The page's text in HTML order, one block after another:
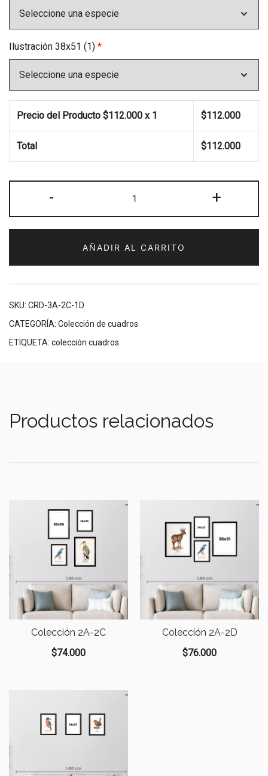
Ilustración 38x51 (1) *
Precio del Producto $112.000 x 1 $112.000
Total $112.000
-
3A-
2C-
cantidad
+
AÑADIR AL CARRITO
SKU: CRD-3A-2C-1D
CATEGORÍA: Colección de cuadros
ETIQUETA: colección cuadros
Productos relacionados
Colección 2A-2C
$74.000
Colección 2A-2D
$76.000